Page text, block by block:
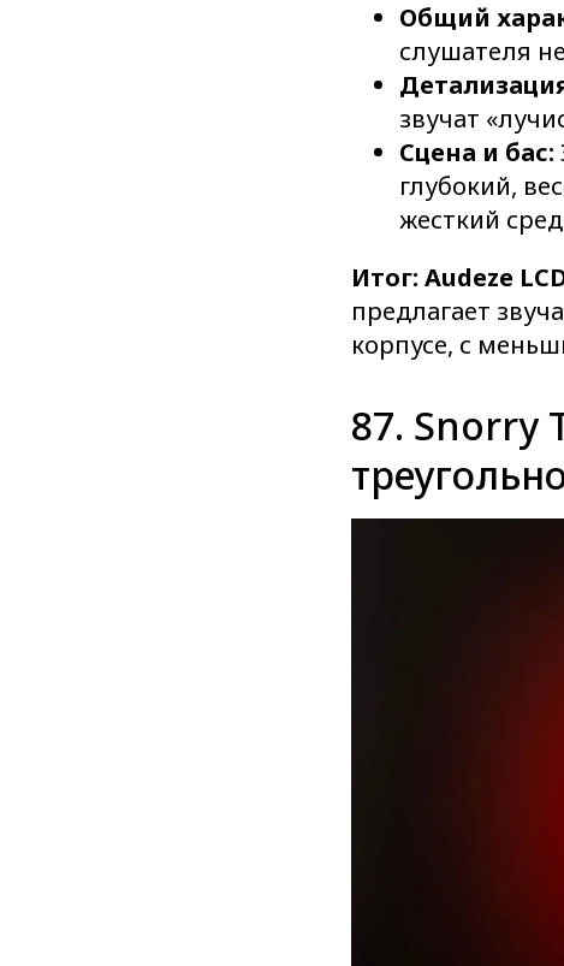
Общий
слушателя
звучат
Сцена и бас:
глубокий,
жесткий
Итог: Audeze
предлагает
корпусе, с
87. Snorry